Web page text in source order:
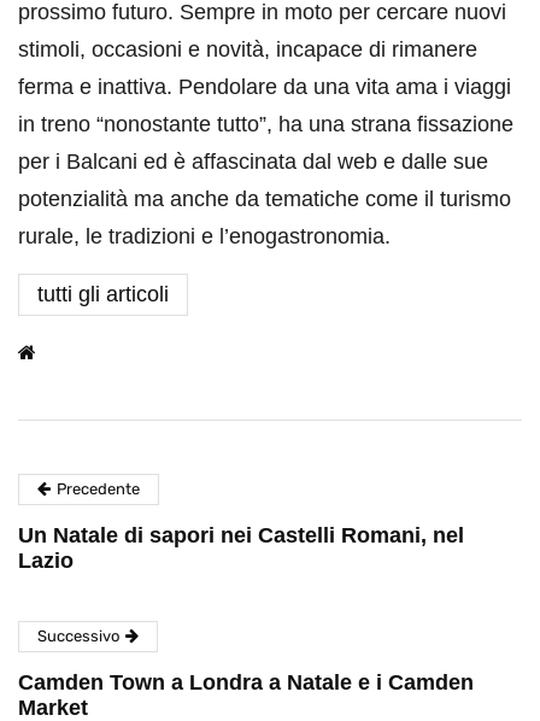
prossimo futuro. Sempre in moto per cercare nuovi
stimoli, occasioni e novità, incapace di rimanere
ferma e inattiva. Pendolare da una vita ama i viaggi
in treno “nonostante tutto”, ha una strana fissazione
per i Balcani ed è affascinata dal web e dalle sue
potenzialità ma anche da tematiche come il turismo
rurale, le tradizioni e l’enogastronomia.
tutti gli articoli
Precedente
Un Natale di sapori nei Castelli Romani, nel
Lazio
Successivo
Camden Town a Londra a Natale e i Camden
Market